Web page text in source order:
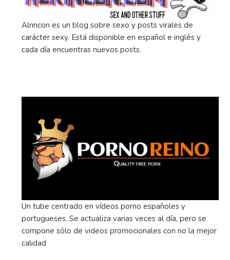
Alrincon es un blog sobre sexo y posts virales de
carácter sexy. Está disponible en español e inglés y
cada día encuentras nuevos posts.
Un tube centrado en vídeos porno españoles y
portugueses. Se actualiza varias veces al día, pero se
compone sólo de videos promocionales con no la mejor
calidad